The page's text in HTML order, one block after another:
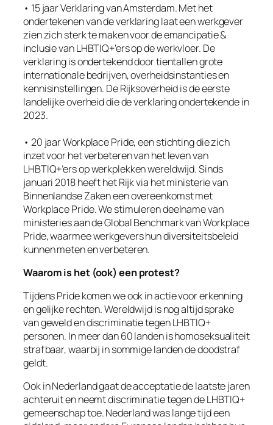
• 15 jaar Verklaring van Amsterdam. Met het
ondertekenen van de verklaring laat een werkgever
zien zich sterk te maken voor de emancipatie &
inclusie van LHBTIQ+’ers op de werkvloer. De
verklaring is ondertekend door tientallen grote
internationale bedrijven, overheidsinstanties en
kennisinstellingen. De Rijksoverheid is de eerste
landelijke overheid die de verklaring ondertekende in
2023.
• 20 jaar Workplace Pride, een stichting die zich
inzet voor het verbeteren van het leven van
LHBTIQ+’ers op werkplekken wereldwijd. Sinds
januari 2018 heeft het Rijk via het ministerie van
Binnenlandse Zaken een overeenkomst met
Workplace Pride. We stimuleren deelname van
ministeries aan de Global Benchmark van Workplace
Pride, waarmee werkgevers hun diversiteitsbeleid
kunnen meten en verbeteren.
Waarom is het (ook) een protest?
Tijdens Pride komen we ook in actie voor erkenning
en gelijke rechten. Wereldwijd is nog altijd sprake
van geweld en discriminatie tegen LHBTIQ+
personen. In meer dan 60 landen is homoseksualiteit
strafbaar, waarbij in sommige landen de doodstraf
geldt.
Ook in Nederland gaat de acceptatie de laatste jaren
achteruit en neemt discriminatie tegen de LHBTIQ+
gemeenschap toe. Nederland was lange tijd een